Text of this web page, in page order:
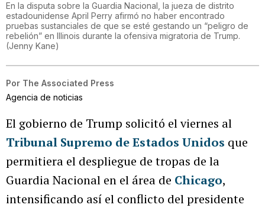
En la disputa sobre la Guardia Nacional, la jueza de distrito
estadounidense April Perry afirmó no haber encontrado
pruebas sustanciales de que se esté gestando un “peligro de
rebelión” en Illinois durante la ofensiva migratoria de Trump.
(Jenny Kane)
Por The Associated Press
Agencia de noticias
El gobierno de Trump solicitó el viernes al
Tribunal Supremo de Estados Unidos que
permitiera el despliegue de tropas de la
Guardia Nacional en el área de Chicago,
intensificando así el conflicto del presidente